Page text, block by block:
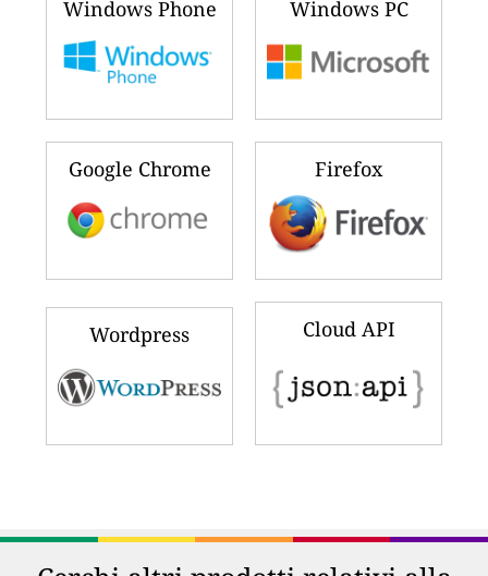
Windows Phone Windows PC
Google Chrome Firefox
Wordpress Cloud API